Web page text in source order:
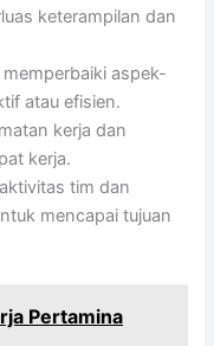
keterampilan dan
aspek-
atau efisien.
kerja dan
kerja.
tim dan
mencapai tujuan
Pertamina